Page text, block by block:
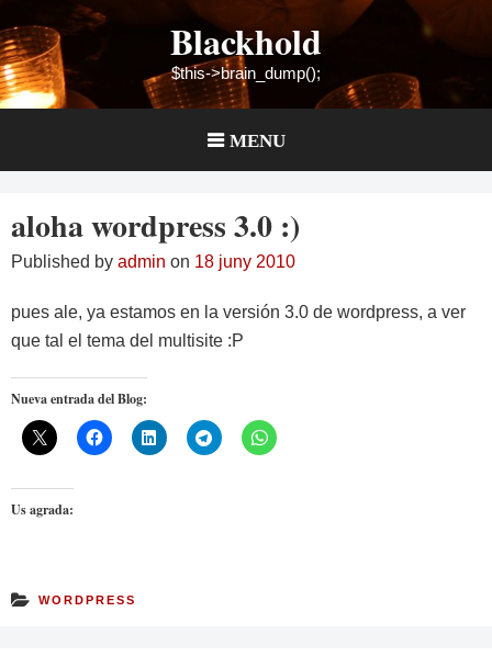
to
content
Blackhold
$this->brain_dump();
MENU
aloha wordpress 3.0 :)
Published by admin on 18 juny 2010
pues ale, ya estamos en la versión 3.0 de wordpress, a ver
que tal el tema del multisite :P
Nueva entrada del Blog:
Us agrada:
WORDPRESS